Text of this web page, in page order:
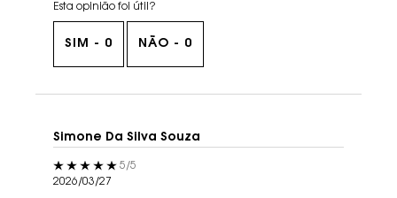
Esta opinião foi útil?
SIM - 0 NÃO - 0
Simone Da Silva Souza
5 out of 5 stars.5/5
2026/03/27